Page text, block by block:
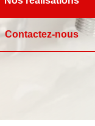
Contactez-nous